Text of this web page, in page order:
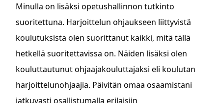
Minulla on lisäksi opetushallinnon tutkinto
suoritettuna. Harjoittelun ohjaukseen liittyvistä
koulutuksista olen suorittanut kaikki, mitä tällä
hetkellä suoritettavissa on. Näiden lisäksi olen
kouluttautunut ohjaajakouluttajaksi eli koulutan
harjoittelunohjaajia. Päivitän omaa osaamistani
jatkuvasti osallistumalla erilaisiin